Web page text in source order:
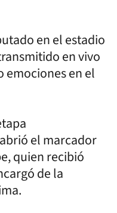
en el estadio
en vivo
emociones en el
el marcador
quien recibió
de la